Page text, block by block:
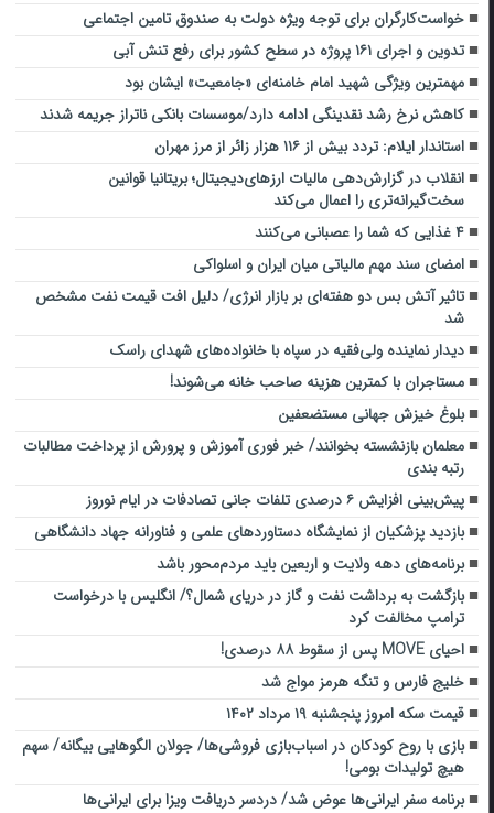
خواست‌کارگران برای توجه‌‌ ویژه دولت به صندوق‌ تامین‌ اجتماعی
تدوین و اجرای ۱۶۱ پروژه در سطح کشور برای رفع تنش آبی
مهمترین ویژگی شهید امام خامنه‌ای «جامعیت» ایشان بود
کاهش نرخ رشد نقدینگی ادامه دارد/موسسات بانکی ناتراز جریمه شدند
استاندار ایلام: تردد بیش از ۱۱۶ هزار زائر از مرز مهران
انقلاب در گزارش‌دهی مالیات ارزهای‌دیجیتال؛ بریتانیا قوانین
سخت‌گیرانه‌تری را اعمال می‌کند
۴ غذایی که شما را عصبانی می‌کنند
امضای سند مهم مالیاتی میان ایران و اسلواکی
تاثیر آتش بس دو هفته‌ای بر بازار انرژی/ دلیل افت قیمت نفت مشخص
شد
دیدار نماینده ولی‌فقیه در سپاه با خانواده‌های شهدای راسک
مستاجران با کمترین هزینه صاحب خانه می‌شوند!
بلوغ خیزش جهانی مستضعفین
معلمان بازنشسته بخوانند/ خبر فوری آموزش و پرورش از پرداخت مطالبات
رتبه بندی
پیش‌بینی افزایش ۶ درصدی تلفات جانی تصادفات در ایام نوروز
بازدید پزشکیان از نمایشگاه دستاوردهای علمی و فناورانه جهاد دانشگاهی
برنامه‌های دهه ولایت و اربعین باید مردم‌محور باشد
بازگشت به برداشت نفت و گاز در دریای شمال؟/ انگلیس با درخواست
ترامپ مخالفت کرد
احیای MOVE پس از سقوط ۸۸ درصدی!
خلیج فارس و تنگه هرمز مواج شد‌
قیمت سکه امروز پنجشنبه ۱۹ مرداد ۱۴۰۲
بازی با روح کودکان در اسباب‌بازی فروشی‌‌ها/ جولان الگوهایی بیگانه‌/ سهم
هیچ ‌تولیدات بومی!
برنامه سفر ایرانی‌ها عوض شد/ دردسر دریافت ویزا برای ایرانی‌ها